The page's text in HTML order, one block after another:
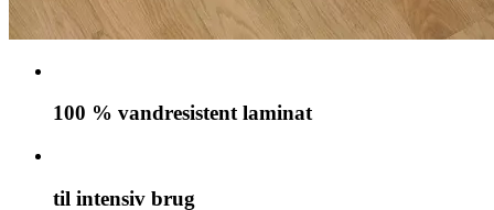
100 % vandresistent laminat
til intensiv brug